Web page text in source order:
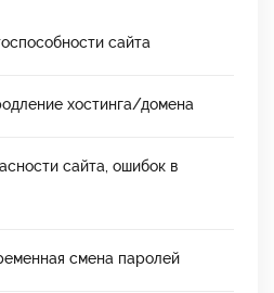
сайта
хостинга/домена
сайта, ошибок в
смена паролей